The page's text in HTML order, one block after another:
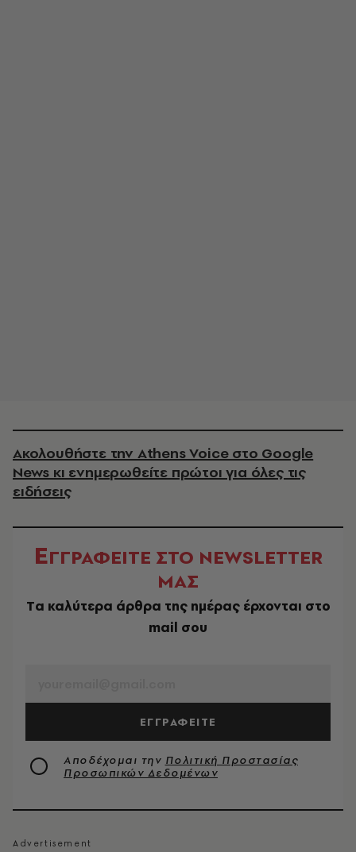
Ακολουθήστε την Athens Voice στο Google
News κι ενημερωθείτε πρώτοι για όλες τις
ειδήσεις
ΕΓΓΡΑΦΕΙΤΕ ΣΤΟ NEWSLETTER
ΜΑΣ
Tα καλύτερα άρθρα της ημέρας έρχονται στο
mail σου
ΕΓΓΡΑΦΕΙΤΕ
Αποδέχομαι την Πολιτική Προστασίας
Προσωπικών Δεδομένων